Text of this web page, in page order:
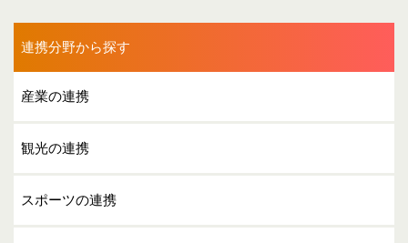
連携分野から探す
産業の連携
観光の連携
スポーツの連携